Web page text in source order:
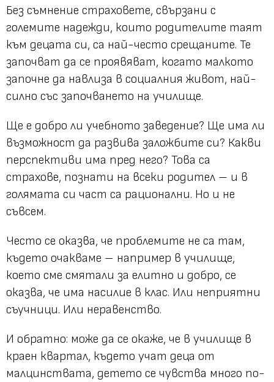
Без съмнение страховете, свързани с
големите надежди, които родителите таят
към децата си, са най-често срещаните. Те
започват да се проявяват, когато малкото
започне да навлиза в социалния живот, най-
силно със започването на училище.
Ще е добро ли учебното заведение? Ще има ли
възможност да развива заложбите си? Какви
перспективи има пред него? Това са
страхове, познати на всеки родител – и в
голямата си част са рационални. Но и не
съвсем.
Често се оказва, че проблемите не са там,
където очакваме – например в училище,
което сме смятали за елитно и добро, се
оказва, че има насилие в клас. Или неприятни
съучници. Или неравенство.
И обратно: може да се окаже, че в училище в
краен квартал, където учат деца от
малцинствата, детето се чувства много по-